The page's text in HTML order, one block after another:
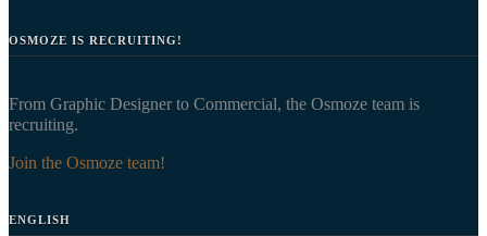
OSMOZE IS RECRUITING!
From Graphic Designer to Commercial, the Osmoze team is
recruiting.
Join the Osmoze team!
ENGLISH